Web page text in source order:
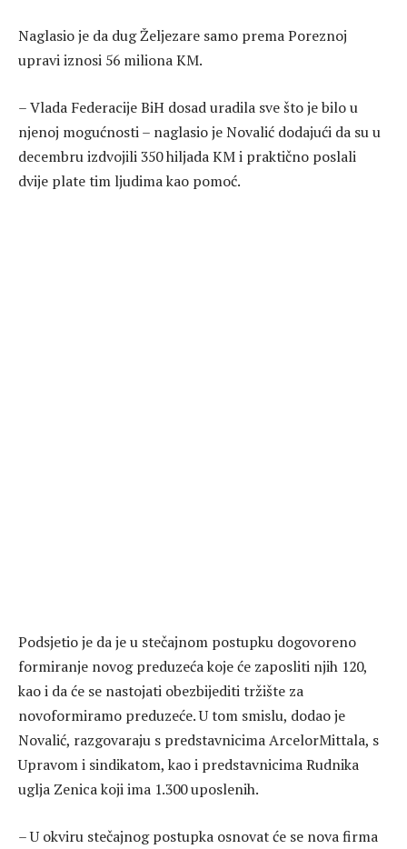
Naglasio je da dug Željezare samo prema Poreznoj
upravi iznosi 56 miliona KM.
– Vlada Federacije BiH dosad uradila sve što je bilo u
njenoj mogućnosti – naglasio je Novalić dodajući da su u
decembru izdvojili 350 hiljada KM i praktično poslali
dvije plate tim ljudima kao pomoć.
Podsjetio je da je u stečajnom postupku dogovoreno
formiranje novog preduzeća koje će zaposliti njih 120,
kao i da će se nastojati obezbijediti tržište za
novoformiramo preduzeće. U tom smislu, dodao je
Novalić, razgovaraju s predstavnicima ArcelorMittala, s
Upravom i sindikatom, kao i predstavnicima Rudnika
uglja Zenica koji ima 1.300 uposlenih.
– U okviru stečajnog postupka osnovat će se nova firma